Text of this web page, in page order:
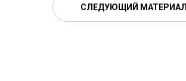
СЛЕДУЮЩИЙ МАТЕРИАЛ